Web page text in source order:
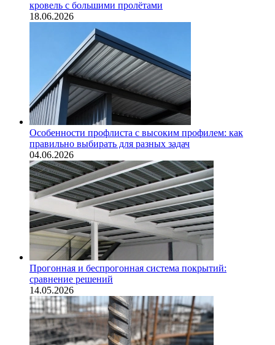
кровель с большими пролётами
18.06.2026
Особенности профлиста с высоким профилем: как
правильно выбирать для разных задач
04.06.2026
Прогонная и беспрогонная система покрытий:
сравнение решений
14.05.2026